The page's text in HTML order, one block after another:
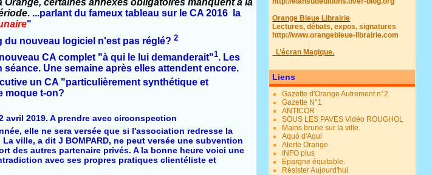
Orange, certaines annexes obligatoiresmanquent à la
. ...parlant du fameux tableau sur le CA 2016 la
"
du nouveau logiciel n'est pas réglé?2
CA complet "à qui le lui demanderait"1. Les
Une semaine après elles attendent encore.
un CA "particulièrementsynthétique et
moque t-on?
2019. A prendre avec circonspection
elle ne sera versée que si l'association redresse la
ville, a dit J BOMPARD, ne peut versée une subvention
des autres partenaire privés. A la bonne heure voici une
avec ses propres pratiques clientéliste et
Orange Bleue Librairie
Lectures, débats, expos, signatures
http://www.orangebleue-librairie.com
L’écran Magique.
Liens
Gazette d'Orange Autrement n°2
Gazette N°1
ANTICOR
SOUS LES PAVES Vidéo ROUGHOL
Mains brune sur la ville.
Aquò d'Aqui
Alerte Orange
INFO plus
Epargne équitable.
Résister Aujourd'hui